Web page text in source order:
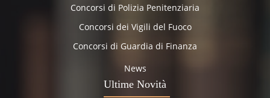
Concorsi di Polizia Penitenziaria
Concorsi dei Vigili del Fuoco
Concorsi di Guardia di Finanza
News
Ultime Novità